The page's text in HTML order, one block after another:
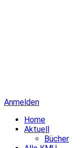
Anmelden
Home
Aktuell
Bücher